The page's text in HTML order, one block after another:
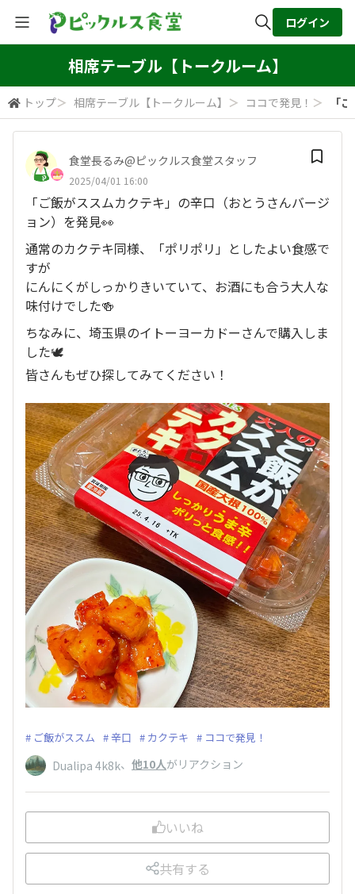
全体検索
検索
ログイン
相席テーブル【トークルーム】
トップ＞ 相席テーブル【トークルーム】 ＞ ココで発見！ ＞ 「
食堂長るみ@ピックルス食堂スタッフ
2025/04/01 16:00
「ご飯がススムカクテキ」の辛口（おとうさんバージ
ョン）を発見👀
通常のカクテキ同様、「ポリポリ」としたよい食感で
すが
にんにくがしっかりきいていて、お酒にも合う大人な
味付けでした🍻
ちなみに、埼玉県のイトーヨーカドーさんで購入しま
した🕊
皆さんもぜひ探してみてください！
ご飯がススム 辛口 カクテキ ココで発見！
Dualipa 4k8k、 他10人がリアクション
いいね
共有する